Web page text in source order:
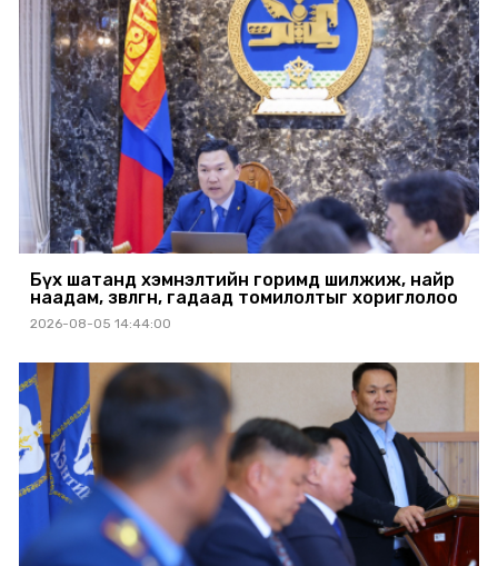
Бүх шатанд хэмнэлтийн горимд шилжиж, найр
наадам, зөвлөгөөн, гадаад томилолтыг хориглолоо
2026-08-05 14:44:00